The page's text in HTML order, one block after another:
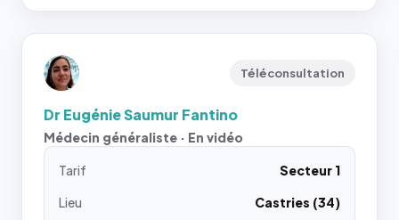
Téléconsultation
Dr Eugénie Saumur Fantino
Médecin généraliste · En vidéo
Tarif
Secteur 1
Lieu
Castries (34)